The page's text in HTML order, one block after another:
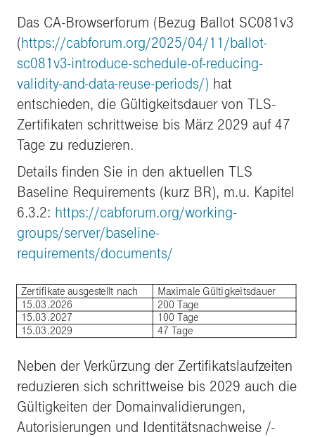
Das CA-Browserforum (Bezug Ballot SC081v3
(https://cabforum.org/2025/04/11/ballot-
sc081v3-introduce-schedule-of-reducing-
validity-and-data-reuse-periods/) hat
entschieden, die Gültigkeitsdauer von TLS-
Zertifikaten schrittweise bis März 2029 auf 47
Tage zu reduzieren.
Details finden Sie in den aktuellen TLS
Baseline Requirements (kurz BR), m.u. Kapitel
6.3.2: https://cabforum.org/working-
groups/server/baseline-
requirements/documents/
Zertifikate ausgestellt nach
Maximale Gültigkeitsdauer
15.03.2026
200 Tage
15.03.2027 100 Tage
15.03.2029 47 Tage
Neben der Verkürzung der Zertifikatslaufzeiten
reduzieren sich schrittweise bis 2029 auch die
Gültigkeiten der Domainvalidierungen,
Autorisierungen und Identitätsnachweise /-